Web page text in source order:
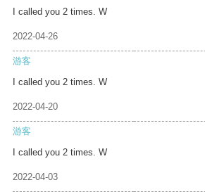
I called you 2 times. W
2022-04-26
游客
I called you 2 times. W
2022-04-20
游客
I called you 2 times. W
2022-04-03